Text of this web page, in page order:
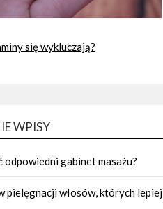
się wykluczają?
WPISY
odpowiedni gabinet masażu?
pielęgnacji włosów, których lepiej